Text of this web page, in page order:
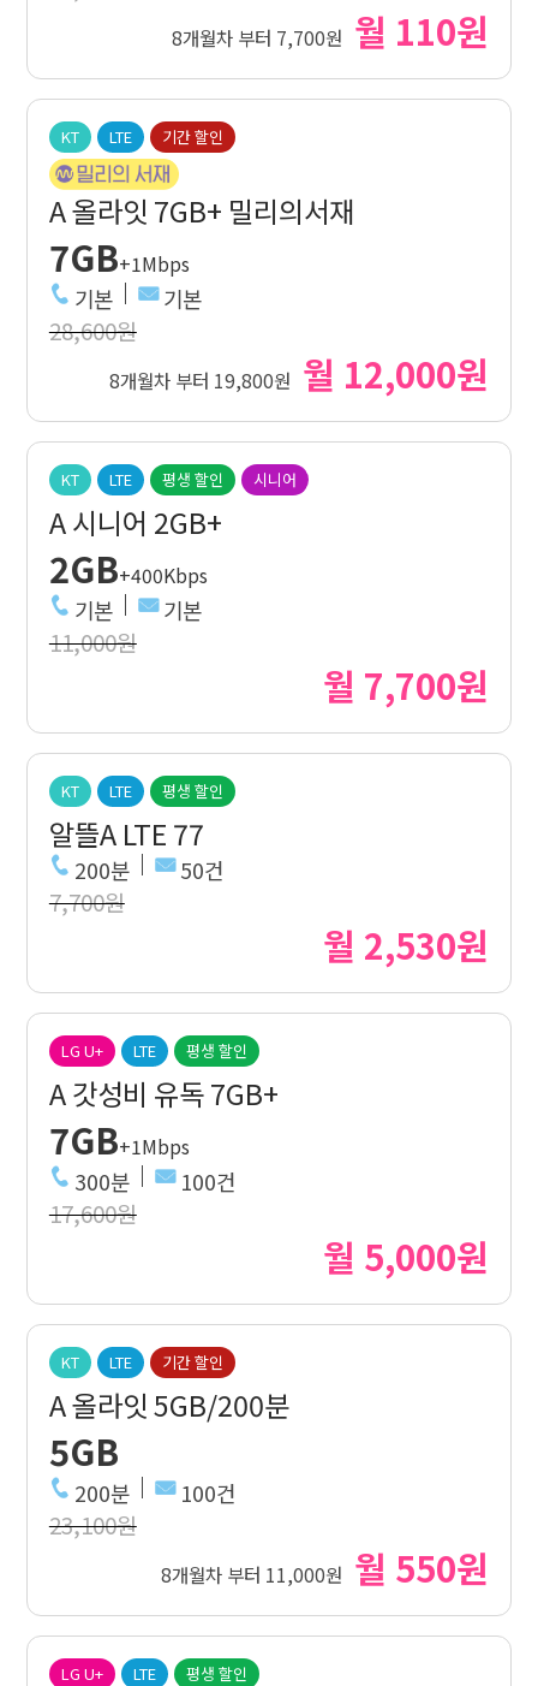
8개월차 부터 7,700원 월 110원
KT LTE 기간 할인
A 올라잇 7GB+ 밀리의서재
7GB+1Mbps
기본 기본
28,600원
8개월차 부터 19,800원 월 12,000원
KT LTE 평생 할인 시니어
A 시니어 2GB+
2GB+400Kbps
기본 기본
11,000원
월 7,700원
KT LTE 평생 할인
알뜰A LTE 77
200분 50건
7,700원
월 2,530원
LG U+ LTE 평생 할인
A 갓성비 유독 7GB+
7GB+1Mbps
300분 100건
17,600원
월 5,000원
KT LTE 기간 할인
A 올라잇 5GB/200분
5GB
200분 100건
23,100원
8개월차 부터 11,000원 월 550원
LG U+ LTE 평생 할인